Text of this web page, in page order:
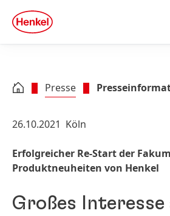
Zu Footer springen
quick
search
Presse
26.10.2021 Köln
Erfolgreicher Re-Start der
Produktneuheiten von Henkel
Großes Interesse